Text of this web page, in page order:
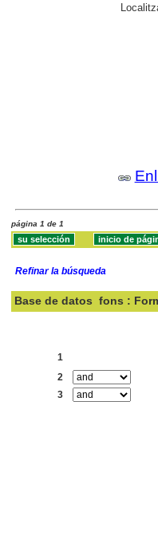
página 1 de 1
Refinar la búsqueda
Base de datos fons :
1
2
3